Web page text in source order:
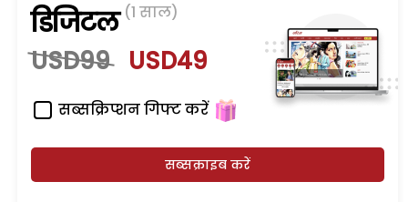
डिजिटल (1 साल)
USD99 USD49
सब्सक्रिप्शन गिफ्ट करें
सब्सक्राइब करें